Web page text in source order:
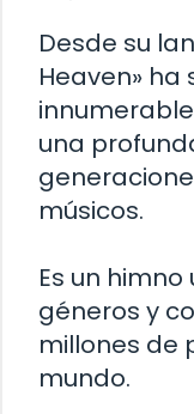
Desde su
Heaven»
una
músicos.
Es un
géneros y
millones de
mundo.